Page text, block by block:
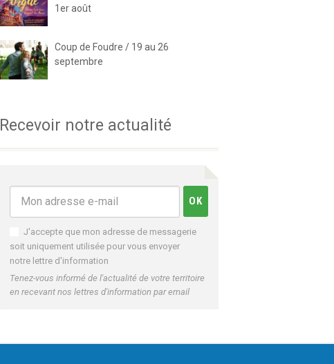
1er août
Coup de Foudre / 19 au 26
septembre
Recevoir notre actualité
J'accepte que mon adresse de messagerie
soit uniquement utilisée pour vous envoyer
notre lettre d'information
Tenez-vous informé de l'actualité de votre territoire
en recevant nos lettres d'information par email